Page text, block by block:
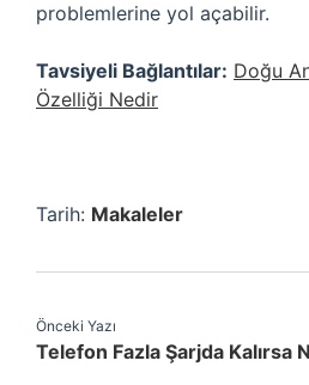
problemlerine yol açabilir.
Tavsiyeli Bağlantılar: Doğu
Özelliği Nedir
Tarih: Makaleler
Önceki Yazı
Telefon Fazla Şarjda Kalırsa